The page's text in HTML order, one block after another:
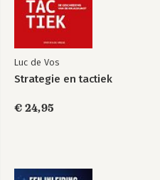
Luc de Vos
Strategie en tactiek
€ 24,95